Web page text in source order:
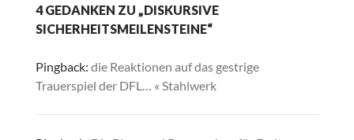
4 GEDANKEN ZU „DISKURSIVE
SICHERHEITSMEILENSTEINE“
Pingback: die Reaktionen auf das gestrige
Trauerspiel der DFL… « Stahlwerk